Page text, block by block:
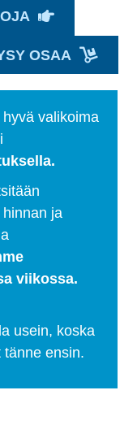
valikoima
ja
viikossa.
usein, koska
tänne ensin.
OSAA